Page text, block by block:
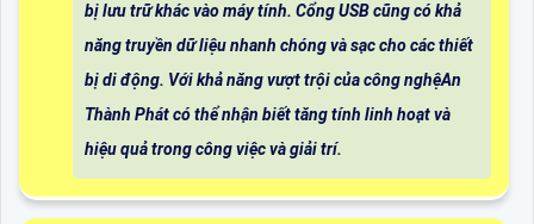
bị lưu trữ khác vào máy tính. Cổng USB cũng có khả
năng truyền dữ liệu nhanh chóng và sạc cho các thiết
bị di động. Với khả năng vượt trội của công nghệAn
Thành Phát có thể nhận biết tăng tính linh hoạt và
hiệu quả trong công việc và giải trí.